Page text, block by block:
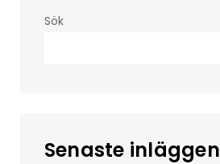
Sök
Senaste inläggen